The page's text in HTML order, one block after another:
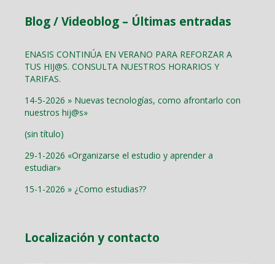
Blog / Videoblog – Últimas entradas
ENASIS CONTINÚA EN VERANO PARA REFORZAR A
TUS HIJ@S. CONSULTA NUESTROS HORARIOS Y
TARIFAS.
14-5-2026 » Nuevas tecnologías, como afrontarlo con
nuestros hij@s»
(sin título)
29-1-2026 «Organizarse el estudio y aprender a
estudiar»
15-1-2026 » ¿Como estudias??
Localización y contacto